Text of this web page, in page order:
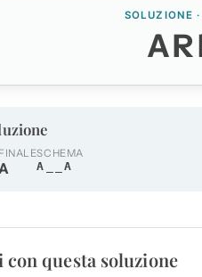
SOLUZIONE
FINALESCHEMA
A__A
questa soluzione